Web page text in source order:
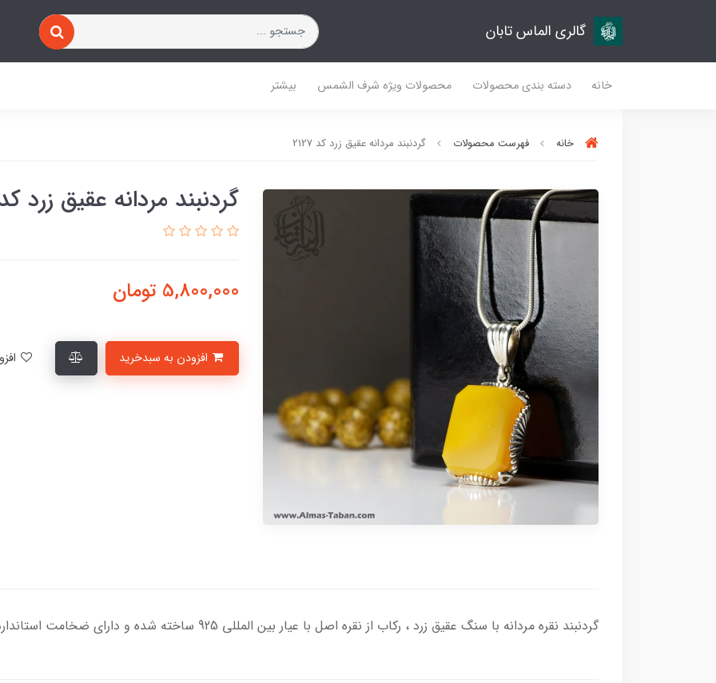
گالری الماس تابان
خانه دسته بندی محصولات محصولات ویژه شرف الشمس بیشتر
خانه فهرست محصولات گردنبند مردانه عقیق زرد کد 2127
گردنبند مردانه عقیق زرد کد
5,800,000 تومان
گردنبند نقره مردانه با سنگ عقیق زرد ، رکاب از نقره اصل با عیار بین المللی 925 ساخته شده و دارای ضخامت استاندارد و کیفیت بالایی می‌باشد.